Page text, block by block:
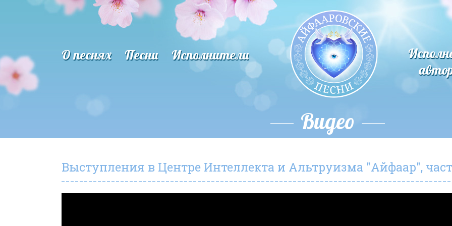
О песнях Песни Исполнители
Видео
Выступления в Центре Интеллекта и Альтруизма "Айфаар",